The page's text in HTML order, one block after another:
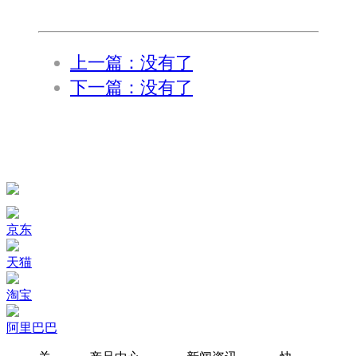
上一篇：没有了
下一篇：没有了
京东
天猫
淘宝
阿里巴巴